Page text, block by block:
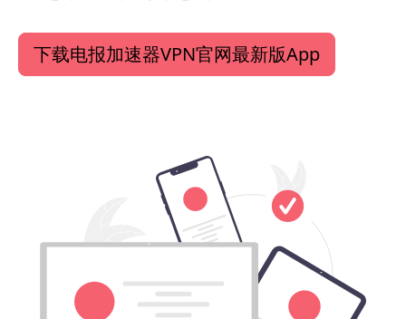
下载电报加速器VPN官网最新版App